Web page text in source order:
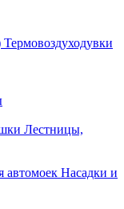
Термовоздуходувки
Лестницы,
Насадки и